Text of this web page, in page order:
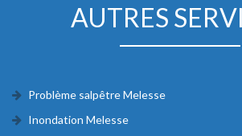
AUTRES
Problème salpêtre Melesse
Inondation Melesse